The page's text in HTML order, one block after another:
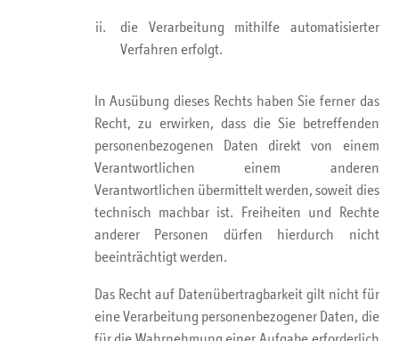
die Verarbeitung mithilfe automatisierter
Verfahren erfolgt.
In Ausübung dieses Rechts haben Sie ferner das
Recht, zu erwirken, dass die Sie betreffenden
personenbezogenen Daten direkt von einem
Verantwortlichen einem anderen
Verantwortlichen übermittelt werden, soweit dies
technisch machbar ist. Freiheiten und Rechte
anderer Personen dürfen hierdurch nicht
beeinträchtigt werden.
Das Recht auf Datenübertragbarkeit gilt nicht für
eine Verarbeitung personenbezogener Daten, die